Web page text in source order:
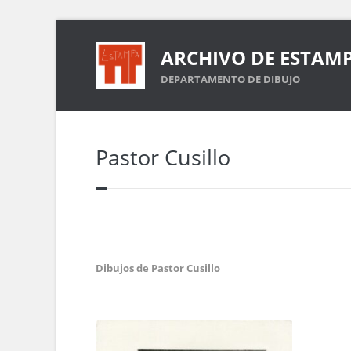
ARCHIVO DE
DEPARTAMENTO DE DIBUJO
Pastor Cusillo
Dibujos de Pastor Cusillo